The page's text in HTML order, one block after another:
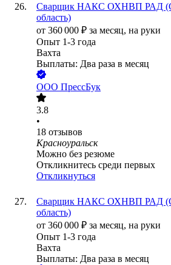
Сварщик НАКС ОХНВП РАД
область)
от 360 000 ₽ за месяц, на руки
Опыт 1-3 года
Вахта
Выплаты: Два раза в месяц
ООО ПрессБук
3.8
•
18 отзывов
Красноуральск
Можно без резюме
Откликнитесь среди первых
Откликнуться
Сварщик НАКС ОХНВП РАД
область)
от 360 000 ₽ за месяц, на руки
Опыт 1-3 года
Вахта
Выплаты: Два раза в месяц